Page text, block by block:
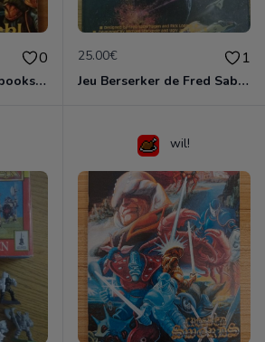
0
Dragon Dice 2 storybooks (US)
25.00€ 1
Jeu Berserker de Fred Saberhagen (uk)
wil!